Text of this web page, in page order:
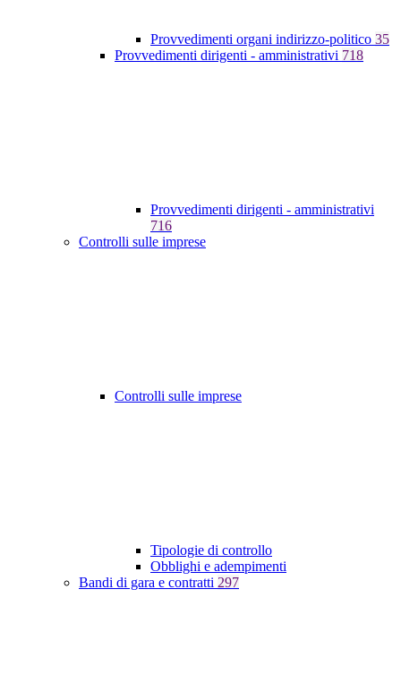
Provvedimenti organi indirizzo-politico 35
Provvedimenti dirigenti - amministrativi 718
Provvedimenti dirigenti - amministrativi
716
Controlli sulle imprese
Controlli sulle imprese
Tipologie di controllo
Obblighi e adempimenti
Bandi di gara e contratti 297